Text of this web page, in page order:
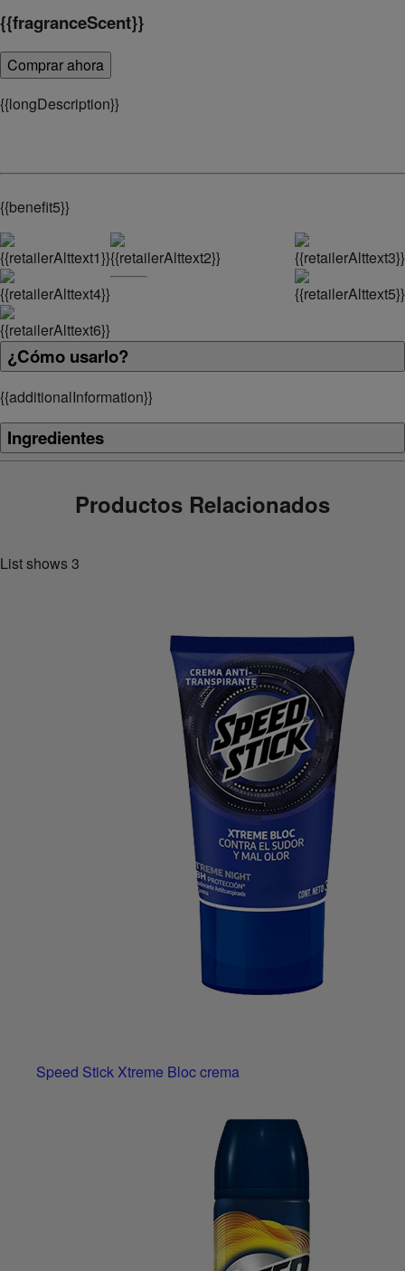
{{fragranceScent}}
Comprar ahora
{{longDescription}}
{{benefit5}}
¿Cómo usarlo?
{{additionalInformation}}
Ingredientes
Productos Relacionados
List shows3
Speed Stick Xtreme Bloc crema